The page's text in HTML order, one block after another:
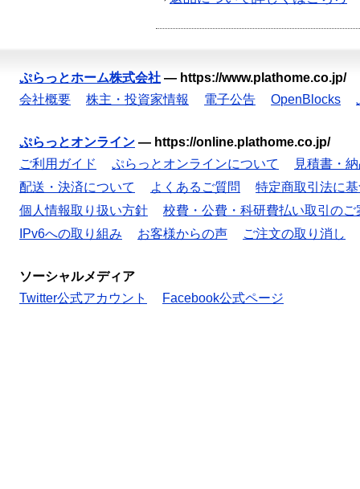
ぷらっとホーム株式会社 — https://www.plathome.co.jp/
会社概要
株主・投資家情報 電子公告 OpenBlocks
ぷらっとオンライン — https://online.plathome.co.jp/
ご利用ガイド
ぷらっとオンラインについて
見積書・
配送・決済について
よくあるご質問
特定商取引法に
個人情報取り扱い方針
校費・公費・科研費払い取引のご
IPv6への取り組み
お客様からの声 ご注文の取り消し
ソーシャルメディア
Twitter公式アカウント
Facebook公式ページ